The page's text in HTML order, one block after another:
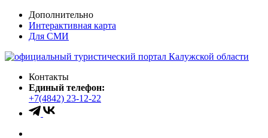
Дополнительно
Интерактивная карта
Для СМИ
Контакты
Единый телефон:
+7(4842) 23-12-22